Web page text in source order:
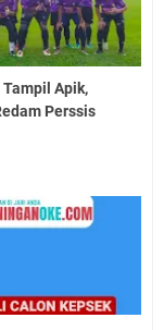
Apik,
Perssis